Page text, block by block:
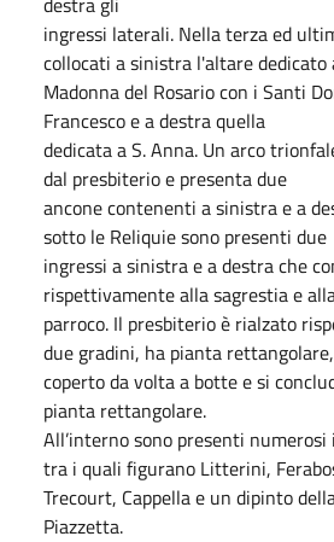
ingressi laterali. Nella terza ed
collocati a sinistra l'altare dedicato
Madonna del Rosario con i Santi
Francesco e a destra quella
dedicata a S. Anna. Un arco
dal presbiterio e presenta due
ancone contenenti a sinistra e a
sotto le Reliquie sono presenti due
ingressi a sinistra e a destra che
rispettivamente alla sagrestia e
parroco. Il presbiterio è rialzato
due gradini, ha pianta
coperto da volta a botte e si
pianta rettangolare.
All’interno sono presenti
tra i quali figurano Litterini,
Trecourt, Cappella e un dipinto
Piazzetta.